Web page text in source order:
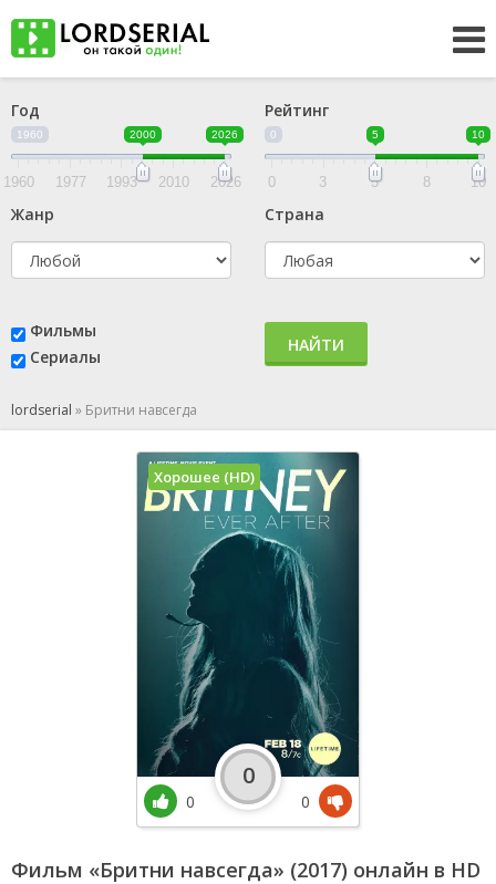
Год
1960 2000 2026
1960 1977 1993 2010 2026
Рейтинг
0 5 10
0 3 5 8 10
Жанр Страна
Фильмы
Сериалы
НАЙТИ
lordserial » Бритни навсегда
Фильм «Бритни навсегда» (2017) онлайн в HD
Хорошее (HD)
0
0
0